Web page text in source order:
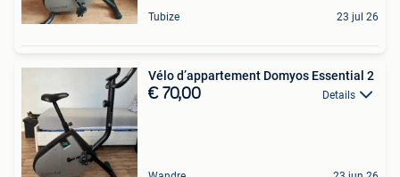
Tubize 23 jul 26
Vélo d’appartement Domyos Essential 2
€ 70,00 Details